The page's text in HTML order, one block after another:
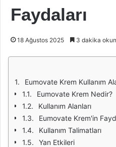
Faydaları
18 Ağustos 2025 3 dakika
Eumovate Krem Kullanım
Eumovate Krem Nedir?
Kullanım Alanları
Eumovate Krem'in
Kullanım Talimatları
Yan Etkileri